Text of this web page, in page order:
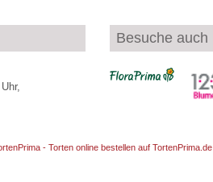
Besuche auch
- Torten online bestellen auf TortenPrima.de